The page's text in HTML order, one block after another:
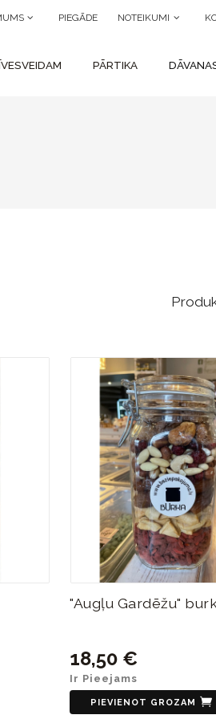
PIEGĀDE NOTEIKUMI
PĀRTIKA
"Augļu Gardēžu"
18,50 €
Ir Pieejams
PIEVIENOT GROZAM